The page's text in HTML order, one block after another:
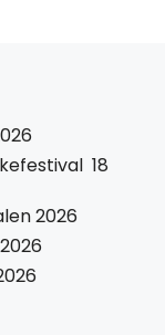
18
2026